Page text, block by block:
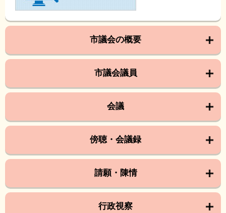
市議会の概要
市議会議員
会議
傍聴・会議録
請願・陳情
行政視察